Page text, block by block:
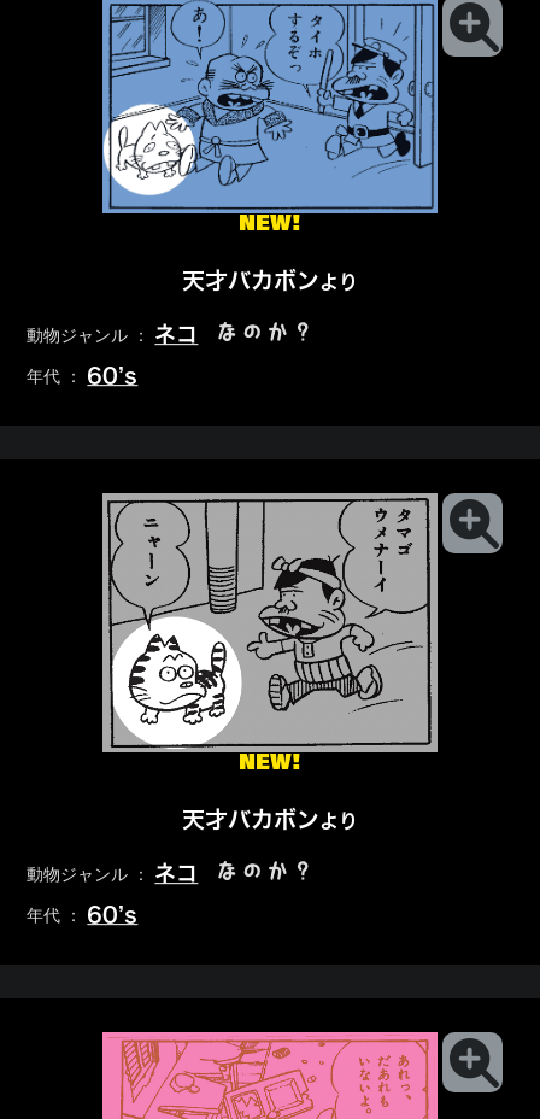
NEW!
天才バカボンより
動物ジャンル ： ネコ なのか？
年代 ： 60’s
NEW!
天才バカボンより
動物ジャンル ： ネコ なのか？
年代 ： 60’s